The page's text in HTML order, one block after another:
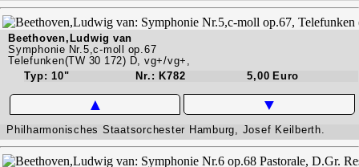
Beethoven,Ludwig van
Symphonie Nr.5,c-moll op.67
Telefunken(TW 30 172) D, vg+/vg+,
Typ: 10"
Nr.: K782 5,00 Euro
▲ ▼
Philharmonisches Staatsorchester Hamburg, Josef Keilberth.